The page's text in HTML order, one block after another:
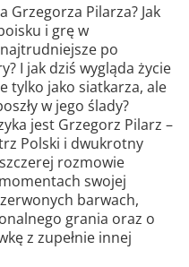
Grzegorza Pilarza? Jak
i grę w
po
I jak dziś wygląda życie
tylko jako siatkarza, ale
w jego ślady?
jest Grzegorz Pilarz –
Polski i dwukrotny
rozmowie
swojej
barwach,
grania oraz o
z zupełnie innej